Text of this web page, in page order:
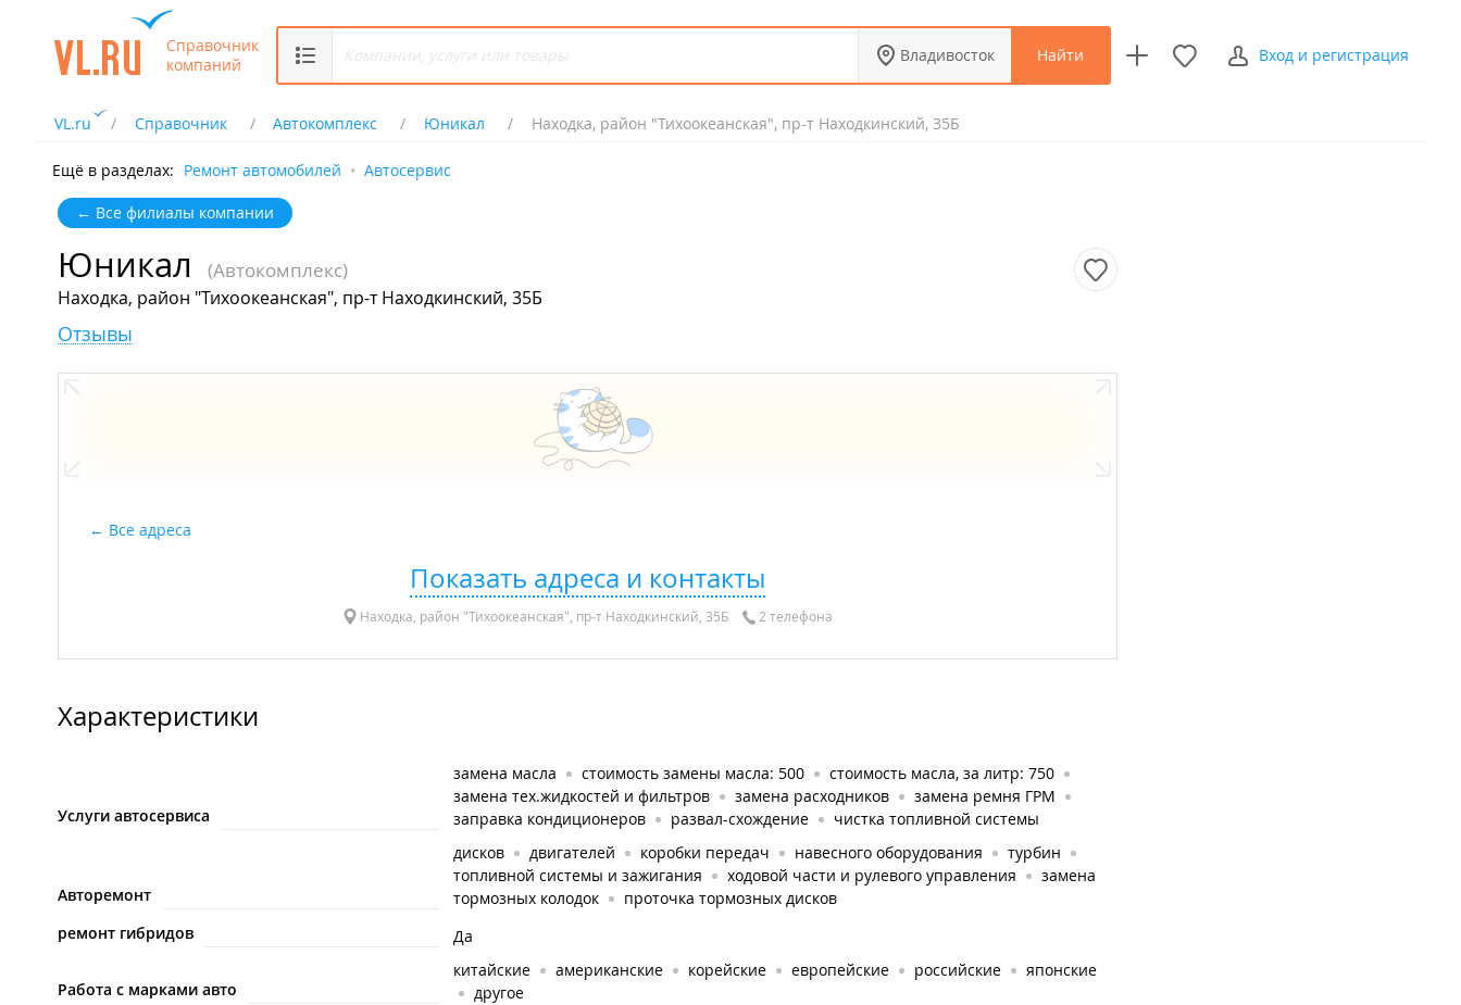
Справочник
компаний
Владивосток Найти Вход и регистрация
VL.ru Справочник Автокомплекс Юникал Находка, район "Тихоокеанская", пр-т Находкинский, 35Б
Ещё в разделах: Ремонт автомобилей Автосервис
← Все филиалы компании
Юникал (Автокомплекс)
Находка, район "Тихоокеанская", пр-т Находкинский, 35Б
Отзывы
Все адреса
Показать адреса и контакты
Находка, район "Тихоокеанская", пр-т Находкинский, 35Б 2 телефона
Характеристики
Услуги автосервиса
замена масла стоимость замены масла: 500
стоимость масла, за литр: 750
замена тех.жидкостей и фильтров
замена расходников
замена ремня ГРМ
заправка кондиционеров
развал-схождение чистка топливной системы
Авторемонт
дисков двигателей коробки передач навесного оборудования
турбин
топливной системы и зажигания
ходовой части и рулевого управления
замена
тормозных колодок
проточка тормозных дисков
ремонт гибридов
Да
Работа с марками авто
китайские американские корейские европейские российские
японские
другое